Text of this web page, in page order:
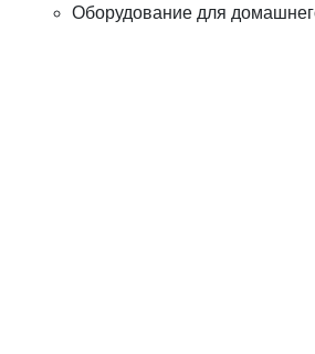
Оборудование для